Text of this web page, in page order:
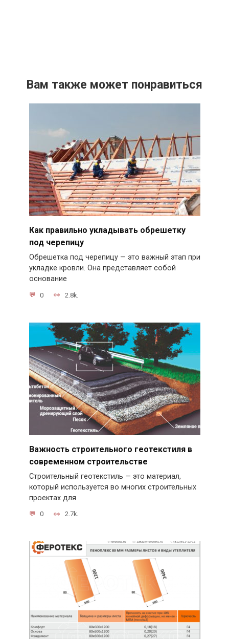
Вам также может понравиться
Как правильно укладывать обрешетку
под черепицу
Обрешетка под черепицу — это важный этап при
укладке кровли. Она представляет собой
основание
0 2.8k.
Важность строительного геотекстиля в
современном строительстве
Строительный геотекстиль — это материал,
который используется во многих строительных
проектах для
0 2.7k.